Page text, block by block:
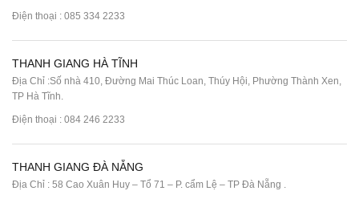
Điện thoại : 085 334 2233
THANH GIANG HÀ TĨNH
Địa Chỉ :Số nhà 410, Đường Mai Thúc Loan, Thúy Hội, Phường Thành Xen,
TP Hà Tĩnh.
Điện thoại : 084 246 2233
THANH GIANG ĐÀ NẴNG
Địa Chỉ : 58 Cao Xuân Huy – Tổ 71 – P. cẩm Lệ – TP Đà Nẵng .